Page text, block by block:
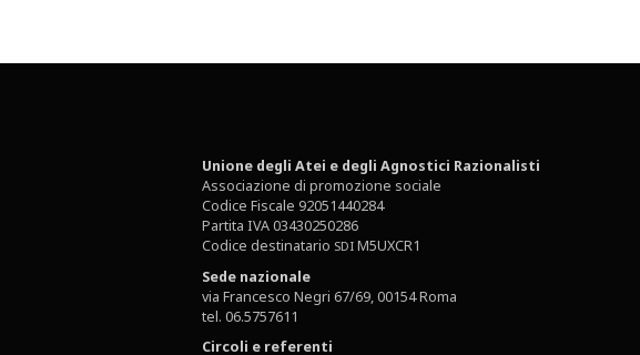
Unione degli Atei e degli Agnostici Razionalisti
Associazione di promozione sociale
Codice Fiscale 92051440284
Partita IVA 03430250286
Codice destinatario SDI M5UXCR1
Sede nazionale
via Francesco Negri 67/69, 00154 Roma
tel. 06.5757611
Circoli e referenti